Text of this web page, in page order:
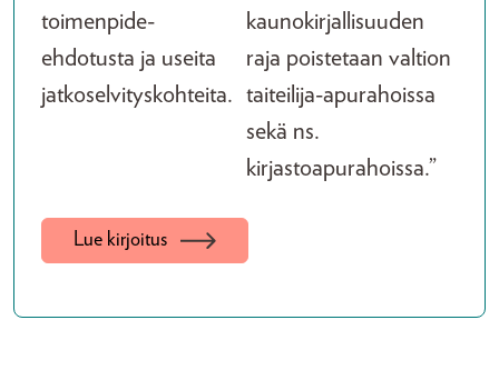
toimenpide-
ehdotusta ja useita
jatkoselvityskohteita.
kaunokirjallisuuden
raja poistetaan valtion
taiteilija-apurahoissa
sekä ns.
kirjastoapurahoissa.”
Lue kirjoitus